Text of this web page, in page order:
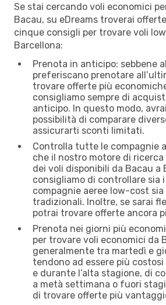
Se stai cercando voli economici
Bacau, su eDreams troverai
cinque consigli per trovare voli
Barcellona:
Prenota in anticipo: sebbene
preferiscano prenotare
trovare offerte più
consigliamo sempre di
anticipo. In questo modo,
possibilità di comparare
assicurarti sconti limitati.
Controlla tutte le compagnie
che il nostro motore di
dei voli disponibili da Bacau a
consigliamo di controllare sia
compagnie aeree low-cost
tradizionali. Inoltre, se sarai
potrai trovare offerte ancora
Prenota nei giorni più
per trovare voli economici da
generalmente tra martedì e
tendono ad essere più
e durante l’alta stagione, di
a metà settimana o fuori
di trovare offerte più